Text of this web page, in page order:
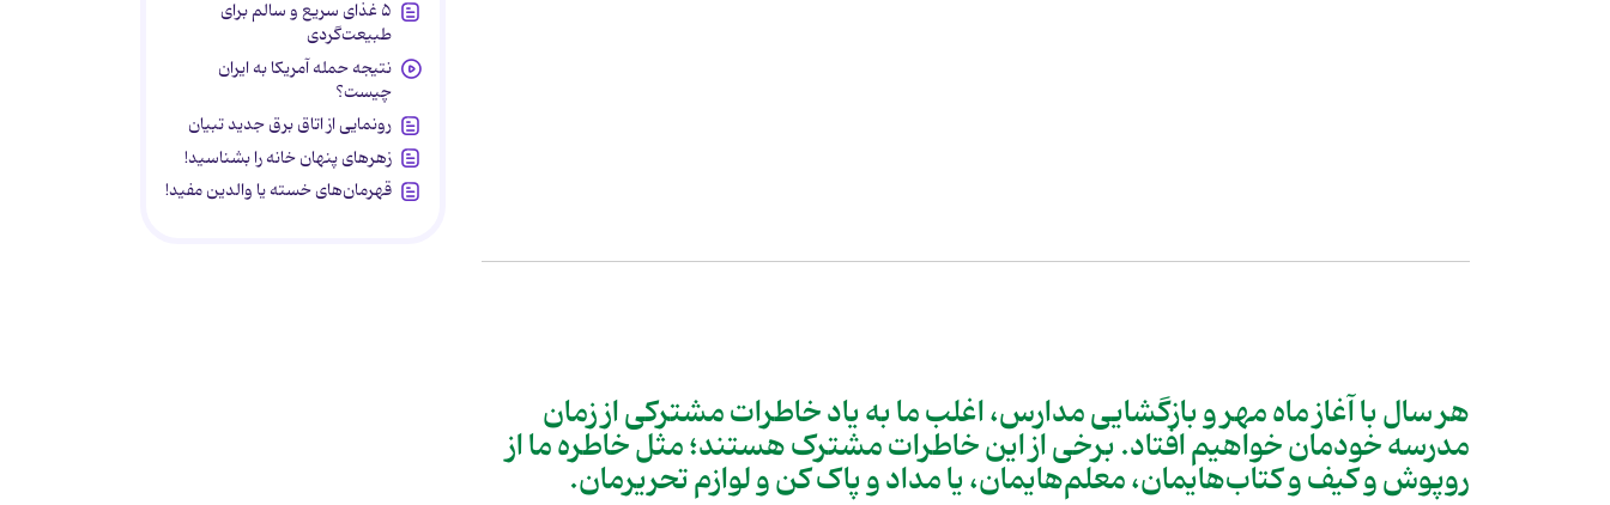
هر سال با آغاز ماه مهر و بازگشایی مدارس، اغلب ما به یاد خاطرات مشترکی از زمان
مدرسه خودمان خواهیم افتاد. برخی از این خاطرات مشترک هستند؛ مثل خاطره ما از
روپوش و کیف و کتاب‌هایمان، معلم‌هایمان، یا مداد و پاک کن و لوازم تحریرمان.
۵ غذای سریع و سالم برای
طبیعت‌گردی
نتیجه حمله آمریکا به ایران
چیست؟
رونمایی از اتاق برق جدید تبیان
زهرهای پنهان خانه را بشناسید!
قهرمان‌های خسته یا والدین مفید!